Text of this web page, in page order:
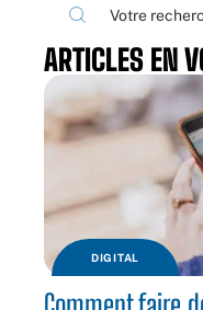
ARTICLES EN
DIGITAL